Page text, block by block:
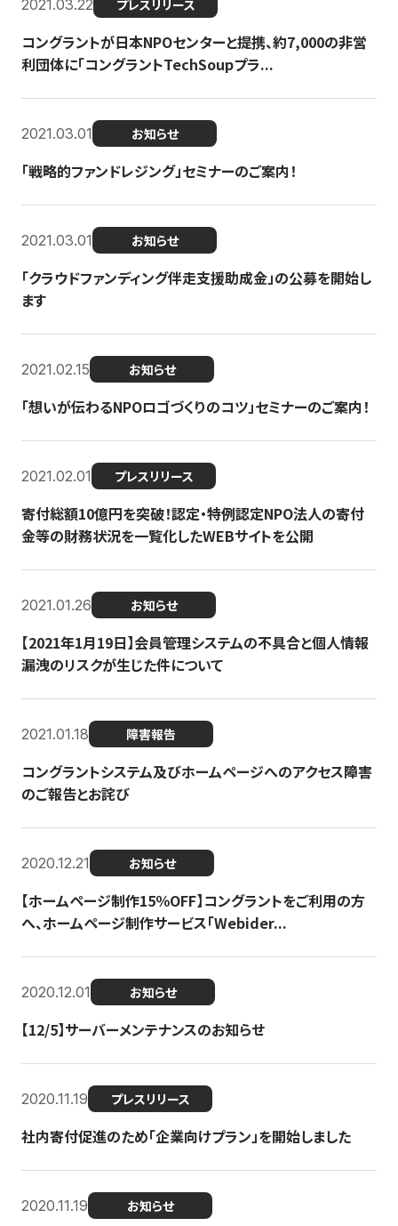
2021.03.22 プレスリリース
コングラントが日本NPOセンターと提携、約7,000の非営
利団体に「コングラントTechSoupプラ...
2021.03.01 お知らせ
「戦略的ファンドレジング」セミナーのご案内！
2021.03.01 お知らせ
「クラウドファンディング伴走支援助成金」の公募を開始し
ます
2021.02.15 お知らせ
「想いが伝わるNPOロゴづくりのコツ」セミナーのご案内！
2021.02.01 プレスリリース
寄付総額10億円を突破！認定・特例認定NPO法人の寄付
金等の財務状況を一覧化したWEBサイトを公開
2021.01.26 お知らせ
【2021年1月19日】会員管理システムの不具合と個人情報
漏洩のリスクが生じた件について
2021.01.18 障害報告
コングラントシステム及びホームページへのアクセス障害
のご報告とお詫び
2020.12.21 お知らせ
【ホームページ制作15％OFF】コングラントをご利用の方
へ、ホームページ制作サービス「Webider...
2020.12.01 お知らせ
【12/5】サーバーメンテナンスのお知らせ
2020.11.19 プレスリリース
社内寄付促進のため「企業向けプラン」を開始しました
2020.11.19 お知らせ